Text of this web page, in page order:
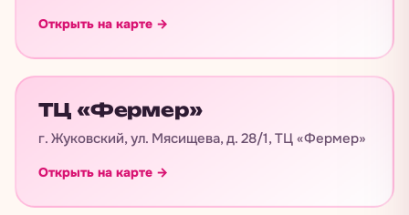
Открыть на карте →
ТЦ «Фермер»
г. Жуковский, ул. Мясищева, д. 28/1, ТЦ «Фермер»
Открыть на карте →